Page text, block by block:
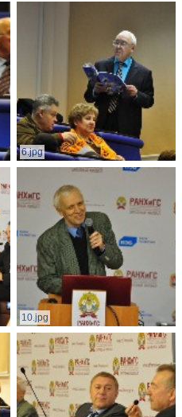
6.jpg
10.jpg